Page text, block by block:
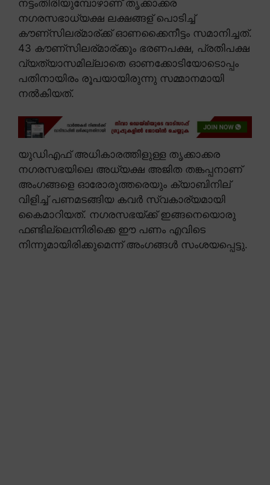
നട്ടംതിരിയുമ്പോഴാണ് തൃക്കാക്കര
നഗരസഭാധ്യക്ഷ ലക്ഷങ്ങള് പൊടിച്ച്
കൗണ്സിലര്മാര്ക്ക് ഓണക്കൈനീട്ടം സമാനിച്ചത്.
43 കൗണ്സിലര്മാര്ക്കും ഭരണപക്ഷ, പ്രതിപക്ഷ
വ്യത്യാസമില്ലാതെ ഓണക്കോടിയോടൊപ്പം
പതിനായിരം രൂപയായിരുന്നു സമ്മാനമായി
നൽകിയത്.
യുഡിഎഫ് അധികാരത്തിളുള്ള തൃക്കാക്കര
നഗരസഭയിലെ അധ്യക്ഷ അജിത തങ്കപ്പനാണ്
അംഗങ്ങളെ ഓരോരുത്തരെയും ക്യാബിനില്
വിളിച്ച് പണമടങ്ങിയ കവർ സ്വകാര്യമായി
കൈമാറിയത്. നഗരസഭയ്ക്ക് ഇങ്ങനെയൊരു
ഫണ്ടില്ലെന്നിരിക്കെ ഈ പണം എവിടെ
നിന്നുമായിരിക്കുമെന്ന് അംഗങ്ങൾ സംശയപ്പെട്ടു.